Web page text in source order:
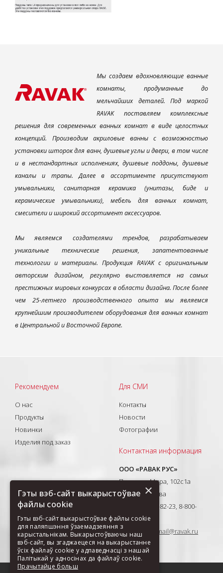
Мы создаем вдохновляющие ванные
комнаты, продуманные до
мельчайших деталей. Под маркой
RAVAK поставляем комплексные
решения для современных ванных комнат в виде целостных
концепций. Производим акриловые ванны с возможностью
установки шторок для ванн, душевые углы и двери, в том числе
и в нестандартных исполнениях, душевые поддоны, душевые
каналы и трапы. Далее в ассортименте присутствуют
умывальники, санитарная керамика (унитазы, биде и
керамические умывальники), мебель для ванных комнат,
смесители и широкий ассортимент аксессуаров.
Мы являемся создателями трендов, разрабатываем
уникальные технические решения, запатентованные
технологии и материалы. Продукция RAVAK с оригинальным
авторским дизайном, регулярно выставляется на самых
престижных мировых конкурсах в области дизайна. После более
чем 25-летнего производственного опыта мы являемся
крупнейшим производителем оборудования для ванных комнат
в Центральной и Восточной Европе.
Рекомендуем
О нас
Продукты
Новинки
Изделия под заказ
Для СМИ
Контакты
Новости
Фотографии
Контактная информация
ООО «РАВАК РУС»
Проспект Мира, 102с1а
129626, Москва
T: +7(495) 710-82-23, 8-800-
333-41-51
E-mail:
ravak-mail@ravak.ru
×
Гэты вэб-сайт выкарыстоўвае
файлы cookie
Гэты вэб-сайт выкарыстоўвае файлы cookie
для паляпшэння ўзаемадзеяння з
карыстальнікам. Выкарыстоўваючы наш
вэб-сайт, вы згаджаецеся на выкарыстанне
ўсіх файлаў cookie у адпаведнасці з нашай
Палітыкай у адносінах да файлаў cookie.
Прачытайце больш